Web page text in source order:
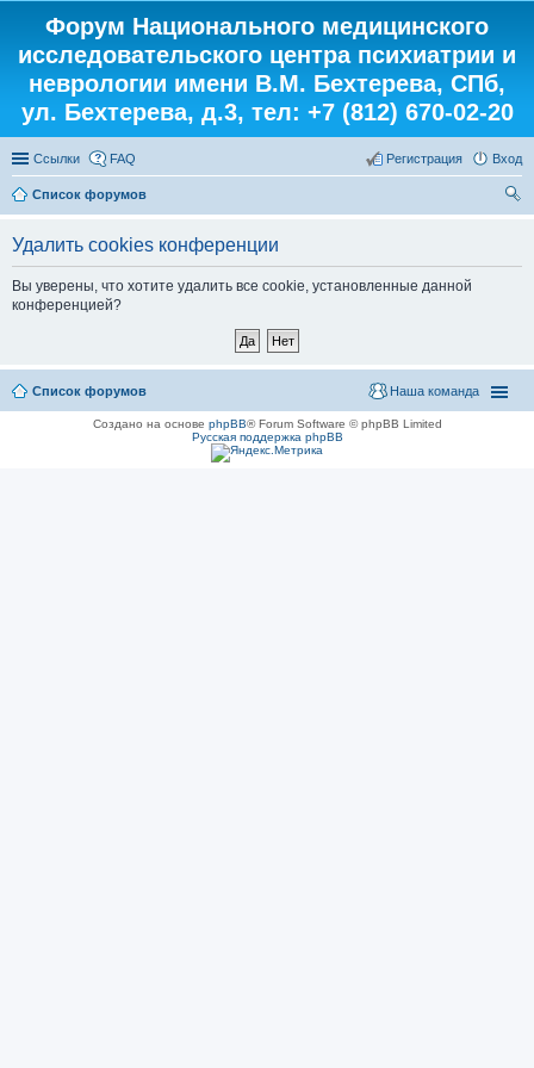
Форум Национального медицинского
исследовательского центра психиатрии и
неврологии имени В.М. Бехтерева, СПб,
ул. Бехтерева, д.3, тел: +7 (812) 670-02-20
Ссылки FAQ Вход
Регистрация
Список форумов
Удалить cookies конференции
Вы уверены, что хотите удалить все cookie, установленные данной
конференцией?
Список форумов Наша команда
Создано на основе phpBB® Forum Software © phpBB Limited
Русская поддержка phpBB